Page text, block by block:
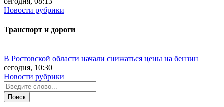
Новости рубрики
Транспорт и дороги
В Ростовской области начали снижаться цены на бензин
сегодня, 10:30
Новости рубрики